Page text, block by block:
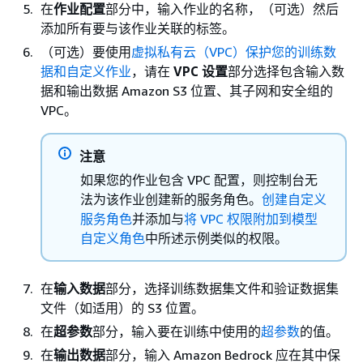
在作业配置部分中，输入作业的名称，（可选）然后
添加所有要与该作业关联的标签。
（可选）要使用 虚拟私有云（VPC）保护您的训练数
据和自定义作业，请在 VPC 设置部分选择包含输入数
据和输出数据 Amazon S3 位置、其子网和安全组的
VPC。
注意
如果您的作业包含 VPC 配置，则控制台无
法为该作业创建新的服务角色。 创建自定义
服务角色并添加与将 VPC 权限附加到模型
自定义角色中所述示例类似的权限。
在输入数据部分，选择训练数据集文件和验证数据集
文件（如适用）的 S3 位置。
在超参数部分，输入要在训练中使用的超参数的值。
在输出数据部分，输入 Amazon Bedrock 应在其中保